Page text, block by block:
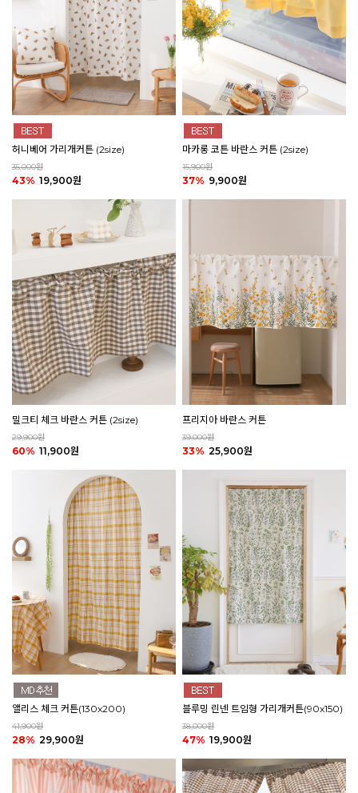
허니베어 가리개커튼 (2size)
35,000원
43% 19,900원
마카롱 코튼 바란스 커튼 (2size)
15,900원
37% 9,900원
밀크티 체크 바란스 커튼 (2size)
29,900원
60% 11,900원
프리지아 바란스 커튼
39,000원
33% 25,900원
앨리스 체크 커튼(130x200)
41,900원
28% 29,900원
블루밍 린넨 트임형 가리개커튼(90x150)
38,000원
47% 19,900원